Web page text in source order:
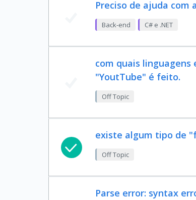
Preciso de ajuda com
Back-end C# e .NET
com quais
"YoutTube" é feito.
Off Topic
existe algum tipo de
Off Topic
Parse error: syntax